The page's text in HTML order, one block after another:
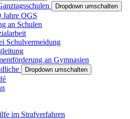
Dropdown umschalten
Jahre OGS
an Schulen
Schulvermeidung
an Gymnasien
Dropdown umschalten
im Strafverfahren